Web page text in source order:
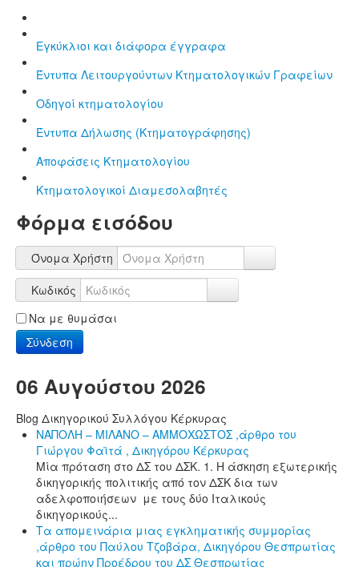
Εγκύκλιοι και διάφορα έγγραφα
Έντυπα Λειτουργούντων Κτηματολογικών Γραφείων
Οδηγοί κτηματολογίου
Έντυπα Δήλωσης (Κτηματογράφησης)
Αποφάσεις Κτηματολογίου
Κτηματολογικοί Διαμεσολαβητές
Φόρμα εισόδου
Όνομα Χρήστη
Κωδικός
Να με θυμάσαι
Σύνδεση
06 Αυγούστου 2026
Blog Δικηγορικού Συλλόγου Κέρκυρας
ΝΑΠΟΛΗ – ΜΙΛΑΝΟ – ΑΜΜΟΧΩΣΤΟΣ ,άρθρο του
Γιώργου Φαϊτά , Δικηγόρου Κέρκυρας
Μία πρόταση στο ΔΣ του ΔΣΚ. 1. Η άσκηση εξωτερικής
δικηγορικής πολιτικής από τον ΔΣΚ δια των
αδελφοποιήσεων με τους δύο Ιταλικούς
δικηγορικούς...
Τα απομεινάρια μιας εγκληματικής συμμορίας
,άρθρο του Παύλου Τζοβάρα, Δικηγόρου Θεσπρωτίας
και πρώην Προέδρου του ΔΣ Θεσπρωτίας